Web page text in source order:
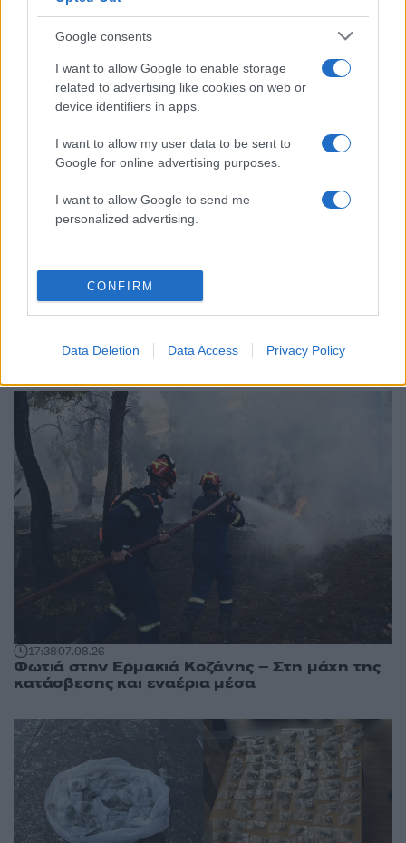
Google consents
I want to allow Google to enable storage
related to advertising like cookies on web or
device identifiers in apps.
I want to allow my user data to be sent to
Google for online advertising purposes.
I want to allow Google to send me
personalized advertising.
CONFIRM
Data Deletion Data Access Privacy Policy
φωτιάς
Marfin: Η 46χρονη πήρε προθεσμία για
να απολογηθεί την Τρίτη – «Είναι αθώα,
συμμετείχε στη διαδήλωση όπως και
100.000 άτομα»
Μεταφορές χρημάτων: Πότε μπορεί να
θεωρηθούν δωρεές και να επιβληθεί
φόρος – Τι ισχυεί για τις γονικές παροχές
τις φωτιές σε Αττική και Βοιωτία: «Από τα
ισχυρότερα επεισόδια των τελευταίων 50
χρόνων»
άρθρα
17:3807.08.26
Φωτιά στην Ερμακιά Κοζάνης – Στη μάχη της
κατάσβεσης και εναέρια μέσα